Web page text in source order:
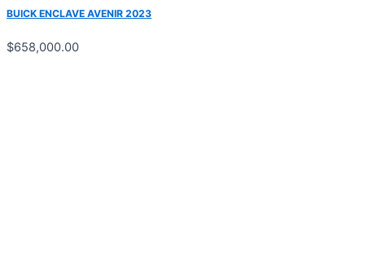
BUICK ENCLAVE AVENIR 2023
$658,000.00